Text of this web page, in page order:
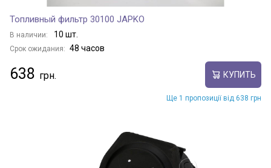
Топливный фильтр 30100 JAPKO
В наличии: 10 шт.
Срок ожидания: 48 часов
638 КУПИТЬ
Ще 1 пропозиції від 638 грн